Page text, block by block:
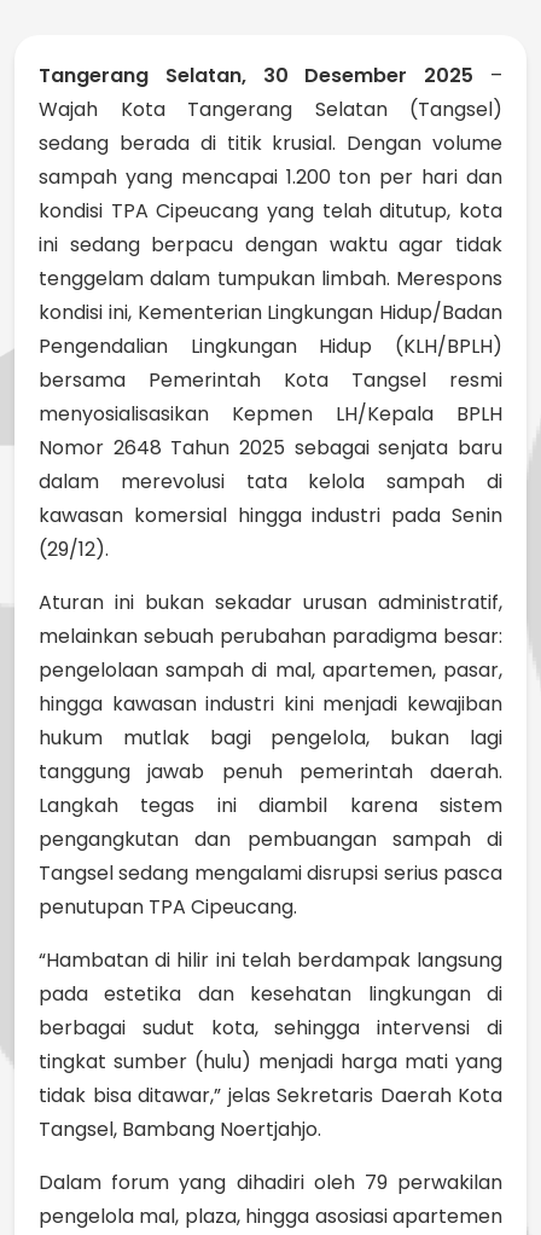
Tangerang Selatan, 30 Desember 2025 –
Wajah Kota Tangerang Selatan (Tangsel)
sedang berada di titik krusial. Dengan volume
sampah yang mencapai 1.200 ton per hari dan
kondisi TPA Cipeucang yang telah ditutup, kota
ini sedang berpacu dengan waktu agar tidak
tenggelam dalam tumpukan limbah. Merespons
kondisi ini, Kementerian Lingkungan Hidup/Badan
Pengendalian Lingkungan Hidup (KLH/BPLH)
bersama Pemerintah Kota Tangsel resmi
menyosialisasikan Kepmen LH/Kepala BPLH
Nomor 2648 Tahun 2025 sebagai senjata baru
dalam merevolusi tata kelola sampah di
kawasan komersial hingga industri pada Senin
(29/12).
Aturan ini bukan sekadar urusan administratif,
melainkan sebuah perubahan paradigma besar:
pengelolaan sampah di mal, apartemen, pasar,
hingga kawasan industri kini menjadi kewajiban
hukum mutlak bagi pengelola, bukan lagi
tanggung jawab penuh pemerintah daerah.
Langkah tegas ini diambil karena sistem
pengangkutan dan pembuangan sampah di
Tangsel sedang mengalami disrupsi serius pasca
penutupan TPA Cipeucang.
“Hambatan di hilir ini telah berdampak langsung
pada estetika dan kesehatan lingkungan di
berbagai sudut kota, sehingga intervensi di
tingkat sumber (hulu) menjadi harga mati yang
tidak bisa ditawar,” jelas Sekretaris Daerah Kota
Tangsel, Bambang Noertjahjo.
Dalam forum yang dihadiri oleh 79 perwakilan
pengelola mal, plaza, hingga asosiasi apartemen